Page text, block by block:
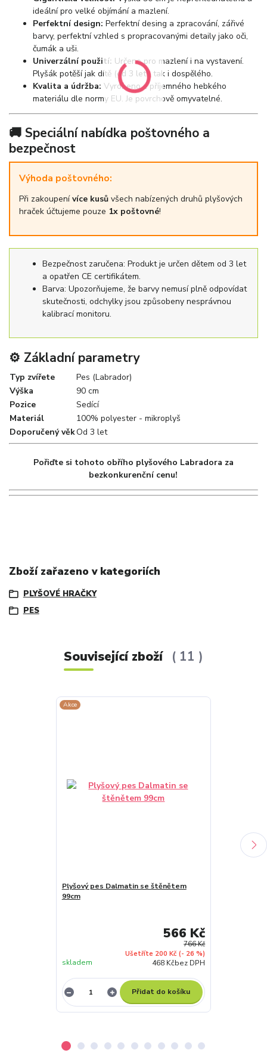
ideální pro velké objímání a mazlení.
Perfektní design: Perfektní desing a zpracování, zářivé
barvy, perfektní vzhled s propracovanými detaily jako oči,
čumák a uši.
Univerzální použití: Určeno pro mazlení i na vystavení.
Plyšák potěší jak dítě (od 3 let), tak i dospělého.
Kvalita a údržba: Vyrobeno z příjemného hebkého
materiálu dle normy EU. Je povrchově omyvatelné.
🚚 Speciální nabídka poštovného a
bezpečnost
Výhoda poštovného:
Při zakoupenívíce kusů všech nabízených druhů plyšových
hraček účtujeme pouze 1x poštovné!
Bezpečnost zaručena: Produkt je určen dětem od 3 let
a opatřen CE certifikátem.
Barva: Upozorňujeme, že barvy nemusí plně odpovídat
skutečnosti, odchylky jsou způsobeny nesprávnou
kalibrací monitoru.
⚙️ Základní parametry
Typ zvířete
Pes (Labrador)
Výška
90 cm
Pozice
Sedící
Materiál
100% polyester - mikroplyš
Doporučený věkOd 3 let
Pořiďte si tohoto obřího plyšového Labradora za
bezkonkurenční cenu!
Zboží zařazeno v kategoriích
PLYŠOVÉ HRAČKY
PES
Související zboží 11
Akce
Plyšový pes Dalmatin se štěnětem
99cm
766 Kč
Ušetříte 200 Kč (- 26 %)
566 Kč
468 Kčbez DPH
skladem
Přidat do košíku